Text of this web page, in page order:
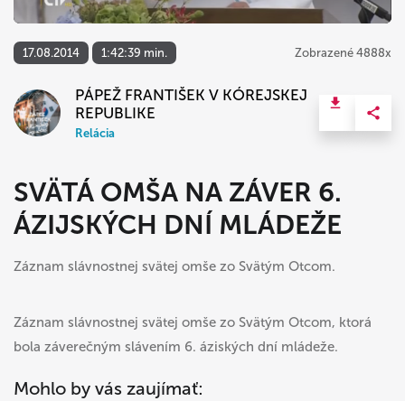
17.08.2014 1:42:39 min. Zobrazené 4888x
PÁPEŽ FRANTIŠEK V KÓREJSKEJ
REPUBLIKE
Relácia
SVÄTÁ OMŠA NA ZÁVER 6.
ÁZIJSKÝCH DNÍ MLÁDEŽE
Záznam slávnostnej svätej omše zo Svätým Otcom.
Záznam slávnostnej svätej omše zo Svätým Otcom, ktorá
bola záverečným slávením 6. áziských dní mládeže.
Mohlo by vás zaujímať: